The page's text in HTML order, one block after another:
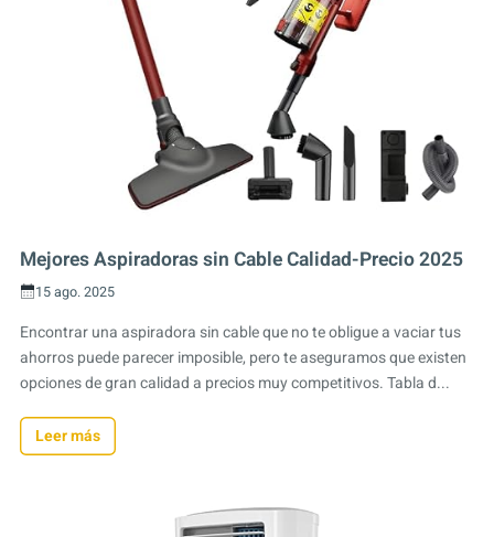
Mejores Aspiradoras sin Cable Calidad-Precio 2025
15 ago. 2025
Encontrar una aspiradora sin cable que no te obligue a vaciar tus
ahorros puede parecer imposible, pero te aseguramos que existen
opciones de gran calidad a precios muy competitivos. Tabla d...
Leer más